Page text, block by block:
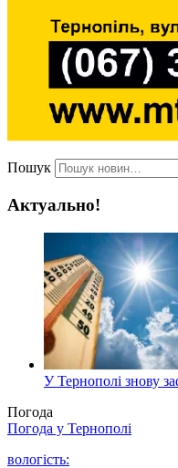
Пошук
Актуально!
У Тернополі знову
Погода
Погода у Тернополі
вологість: